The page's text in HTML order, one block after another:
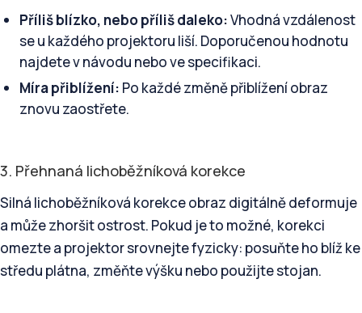
Příliš blízko, nebo příliš daleko:Vhodná vzdálenost
se u každého projektoru liší. Doporučenou hodnotu
najdete v návodu nebo ve specifikaci.
Míra přiblížení: Po každé změně přiblížení obraz
znovu zaostřete.
3. Přehnaná lichoběžníková korekce
Silná lichoběžníková korekce obraz digitálně deformuje
a může zhoršit ostrost. Pokud je to možné, korekci
omezte a projektor srovnejte fyzicky: posuňte ho blíž ke
středu plátna, změňte výšku nebo použijte stojan.